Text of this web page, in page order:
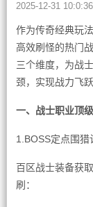
2025-12-31 10:0:36
作为传奇经典玩
高效刷怪的热门
三个维度，为战
颈，实现战力飞跃
一、战士职业顶
1.BOSS定点围猎
百区战士装备获
刷：